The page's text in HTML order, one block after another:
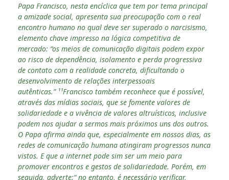
Papa Francisco, nesta encíclica que tem por tema principal
a amizade social, apresenta sua preocupação com o real
encontro humano no qual deve ser superado o narcisismo,
elemento chave impresso na lógica competitiva de
mercado: “os meios de comunicação digitais podem expor
ao risco de dependência, isolamento e perda progressiva
de contato com a realidade concreta, dificultando o
desenvolvimento de relações interpessoais
autênticas.” ¹¹Francisco também reconhece que é possível,
através das mídias sociais, que se fomente valores de
solidariedade e a vivência de valores altruísticos, inclusive
podem nos ajudar a sermos mais próximos uns dos outros.
O Papa afirma ainda que, especialmente em nossos dias, as
redes de comunicação humana atingiram progressos nunca
vistos. E que a internet pode sim ser um meio para
promover encontros e gestos de solidariedade. Porém, em
seguida, adverte:“ no entanto, é necessário verificar,